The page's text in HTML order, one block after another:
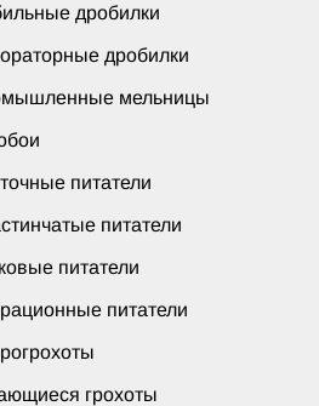
дробилки
дробилки
мельницы
питатели
питатели
питатели
питатели
грохоты